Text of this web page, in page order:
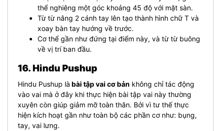
thể nghiêng một góc khoảng 45 độ với mặt sàn.
Từ từ nâng 2 cánh tay lên tạo thành hình chữ T và
xoay bàn tay hướng về trước.
Cơ thể gần như đứng tại điểm này, và từ từ buông
về vị trí ban đầu.
16. Hindu Pushup
Hindu Pushup là bài tập vai cơ bản không chỉ tác động
vào vai mà ở đây khi thực hiện bài tập vai này thường
xuyên còn giúp giảm mỡ toàn thân. Bởi vì tư thế thực
hiện kích hoạt gần như toàn bộ các phần cơ như: bụng,
tay, vai lưng.